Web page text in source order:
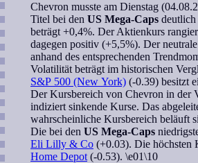
Chevron musste am Dienstag
Titel bei den US Mega-Caps deutlich
beträgt +0,4%. Der Aktienkurs
dagegen positiv (+5,5%). Der neutrale
anhand des entsprechenden
Volatilität beträgt im historischen
S&P 500 (New York) (-0.39) besitzt
Der Kursbereich von Chevron in der
indiziert sinkende Kurse. Das
wahrscheinliche Kursbereich beläuft
Die bei den US Mega-Caps
Eli Lilly & Co (+0.03). Die höchsten
Home Depot (-0.53). \e01\10